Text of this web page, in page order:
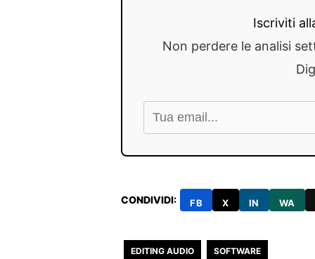
Iscriviti
Non perdere le analisi
CONDIVIDI: FB X IN WA
EDITING AUDIO SOFTWARE